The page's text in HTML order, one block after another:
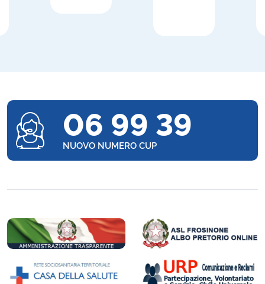
06 99 39
NUOVO NUMERO CUP